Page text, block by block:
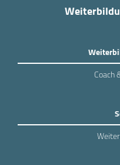
Coach